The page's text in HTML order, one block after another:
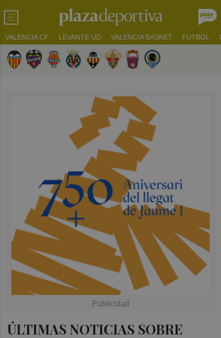
VALENCIA CF LEVANTE UD VALENCIA BASKET FUTBOL
ÚLTIMAS NOTICIAS SOBRE